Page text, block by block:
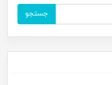
جستجو